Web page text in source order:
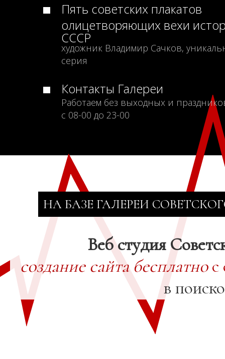
Пять советских плакатов
олицетворяющих вехи
СССР
художник Владимир Сачков,
серия
Контакты Галереи
Работаем без выходных и
с 08-00 до 23-00
НА БАЗЕ ГАЛЕРЕИ
Веб студия
создание сайта бесплатнос
в